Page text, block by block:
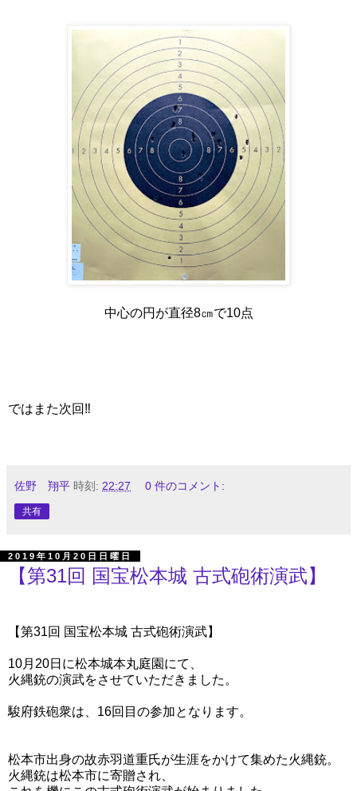
中心の円が直径8㎝で10点
ではまた次回‼
佐野 翔平 時刻: 22:27 0 件のコメント:
共有
2019年10月20日日曜日
【第31回 国宝松本城 古式砲術演武】
【第31回 国宝松本城 古式砲術演武】
10月20日に松本城本丸庭園にて、
火縄銃の演武をさせていただきました。
駿府鉄砲衆は、16回目の参加となります。
松本市出身の故赤羽道重氏が生涯をかけて集めた火縄銃。
火縄銃は松本市に寄贈され、